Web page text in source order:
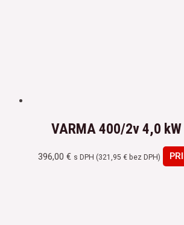
VARMA 400/2v 4,0
396,00€ s DPH (321,95€ bez DPH)